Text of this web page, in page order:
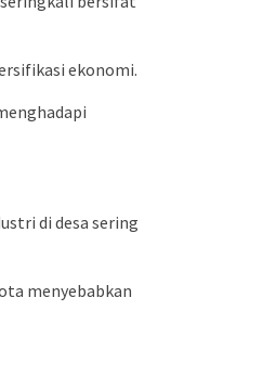
ekonomi.
di desa sering
menyebabkan